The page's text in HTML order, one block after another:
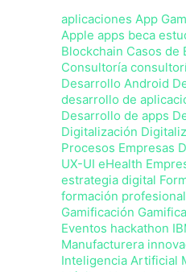
derechos
con
arreglo
a
la
normativa
vigente.
aplicaciones App
Apple apps beca
Blockchain Casos de
Consultoría
Desarrollo Android
desarrollo de
Desarrollo de apps
Digitalización
Procesos Empresas
UX-UI eHealth
estrategia digital
formación profesional
Gamificación
Eventos hackathon
Manufacturera
Inteligencia Artificial